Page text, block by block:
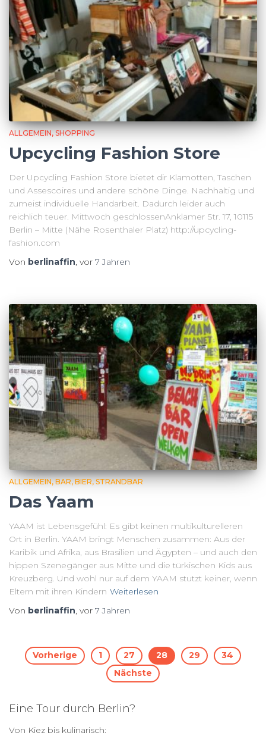
ALLGEMEIN SHOPPING
Upcycling Fashion Store
Der Upcycling Fashion Store bietet dir Klamotten, Taschen
und Assescoires und andere schöne Dinge. Nachhaltig und
zumeist individuelle Handarbeit. Dadurch leider auch
reichlich teuer. Mittwoch geschlossenAnklamer Str. 17, 10115
Berlin – Mitte (Nähe Rosenthaler Platz) http://upcycling-
fashion.com
Von berlinaffin, vor 7 Jahren
ALLGEMEIN BAR BIER STRANDBAR
Das Yaam
YAAM ist Lebensgefühl: Es gibt keinen multikulturelleren
Ort in Berlin. YAAM bringt Menschen zusammen: Aus der
Karibik und Afrika, aus Brasilien und Ägypten – und auch den
hippen Szenegänger aus Mitte und die türkischen Kids aus
Kreuzberg. Und wohl nur auf dem YAAM stutzt keiner, wenn
Eltern mit ihren Kindern Weiterlesen
Von berlinaffin , vor 7 Jahren
Seitennummerierung
Beiträge
Vorherige 1 27 28 29
34
Nächste
Eine Tour durch Berlin?
Von Kiez bis kulinarisch: